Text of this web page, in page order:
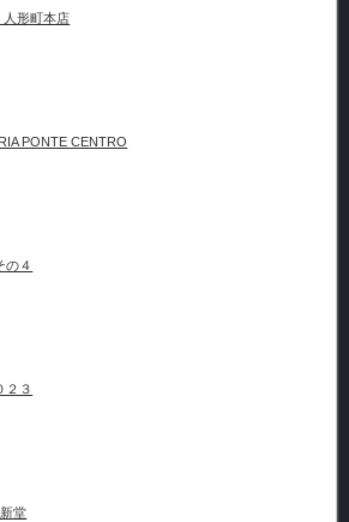
人形町本店
PONTE CENTRO
４
２３
堂